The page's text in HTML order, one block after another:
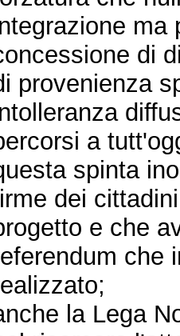
ma
di
provenienza
a
spinta
dei
e che
che
la Lega